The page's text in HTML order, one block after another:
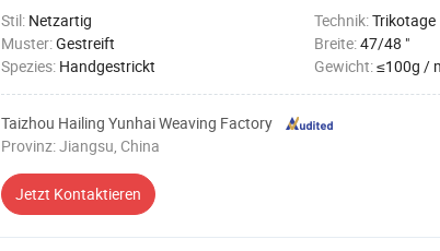
Stil: Netzartig Technik:Trikotage
Muster:Gestreift Breite:47/48 "
Spezies: Handgestrickt Gewicht:≤100g /
Taizhou Hailing Yunhai Weaving Factory
Provinz: Jiangsu, China
Jetzt Kontaktieren